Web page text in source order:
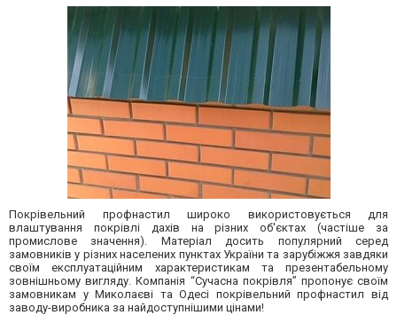
Покрівельний профнастил широко використовується для
влаштування покрівлі дахів на різних об'єктах (частіше за
промислове значення). Матеріал досить популярний серед
замовників у різних населених пунктах України та зарубіжжя завдяки
своїм експлуатаційним характеристикам та презентабельному
зовнішньому вигляду. Компанія “Сучасна покрівля” пропонує своїм
замовникам у Миколаєві та Одесі покрівельний профнастил від
заводу-виробника за найдоступнішими цінами!